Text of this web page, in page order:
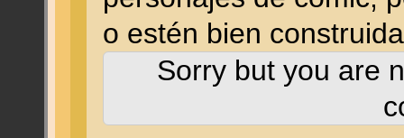
o estén bien
Sorry but you are